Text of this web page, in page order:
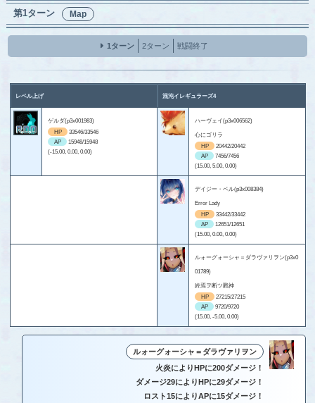
第1ターン Map
1ターン 2ターン 戦闘終了
レベル上げ 混沌イレギュラーズ4
ゲルダ(p3x001983)
HP
33546/33546
AP
15948/15948
(-15.00, 0.00, 0.00)
ハーヴェイ(p3x006562)
心にゴリラ
HP
20442/20442
AP
7456/7456
(15.00, 5.00, 0.00)
デイジー・ベル(p3x008384)
Error Lady
HP
33442/33442
AP
12651/12651
(15.00, 0.00, 0.00)
ルォーグォーシャ＝ダラヴァリヲン(p3x0
01789)
終焉ヲ断ツ戮神
HP
27215/27215
AP
9720/9720
(15.00, -5.00, 0.00)
ルォーグォーシャ＝ダラヴァリヲン
火炎によりHPに200ダメージ！
ダメージ29によりHPに29ダメージ！
ロスト15によりAPに15ダメージ！